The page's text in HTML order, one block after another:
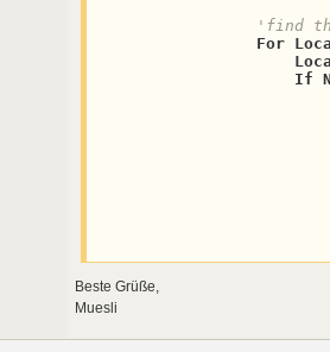
'find
For
If
Beste Grüße,
Muesli